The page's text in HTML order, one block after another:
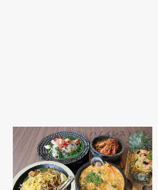
ハノイレストラン